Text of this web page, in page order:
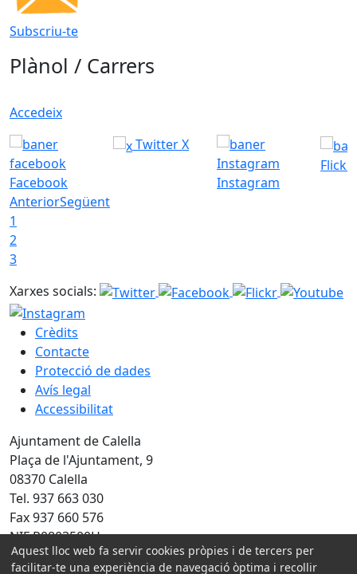
Subscriu-te
Plànol / Carrers
Accedeix
Facebook
Twitter X
Instagram
Flickr
AnteriorSegüent
1
2
3
Xarxes socials:
Crèdits
Contacte
Protecció de dades
Avís legal
Accessibilitat
Ajuntament de Calella
Plaça de l'Ajuntament, 9
08370 Calella
Tel. 937 663 030
Fax 937 660 576
NIF P0803500H
Amb la col·laboració de:
Aquest lloc web fa servir cookies pròpies i de tercers per
facilitar-te una experiència de navegació òptima i recollir